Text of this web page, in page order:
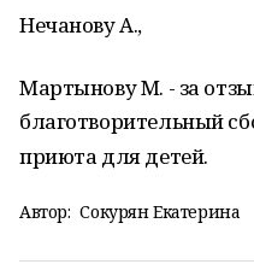
Нечанову А.,
Мартынову М. - за
благотворительный
приюта для детей.
Автор: Сокурян Екатерина